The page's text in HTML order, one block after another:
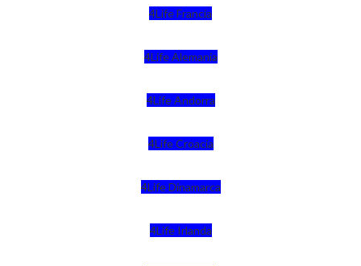
4Life Francia
4Life Alemania
4Life Andorra
4Life Croacia
4Life Dinamarca
4Life Irlanda